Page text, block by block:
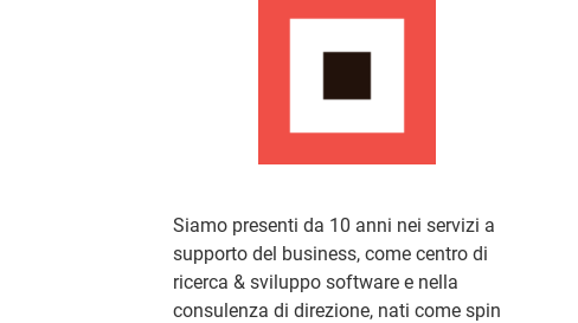
Siamo presenti da 10 anni nei servizi a
supporto del business, come centro di
ricerca & sviluppo software e nella
consulenza di direzione, nati come spin